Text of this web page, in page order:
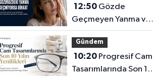
12:50
Geçmeyen Yanma ve
Işık Hassasiyeti Hafife
Alınmamalı
Gündem
10:20
Tasarımlarında Son 10